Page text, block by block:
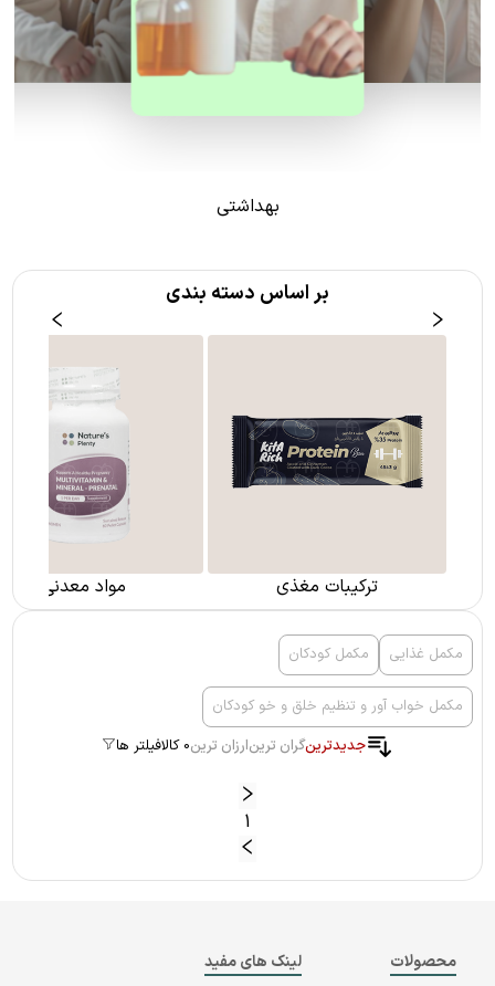
بهداشتی
بر اساس دسته بندی
ترکیبات مغذی مواد معدنی
مکمل غذایی مکمل کودکان
مکمل خواب آور و تنظیم خلق و خو کودکان
جدیدترینگران ترینارزان ترین0 کالا فیلتر ها
1
محصولات لینک های مفید